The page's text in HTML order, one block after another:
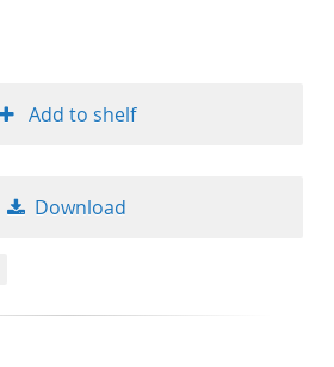
Add to shelf
Download